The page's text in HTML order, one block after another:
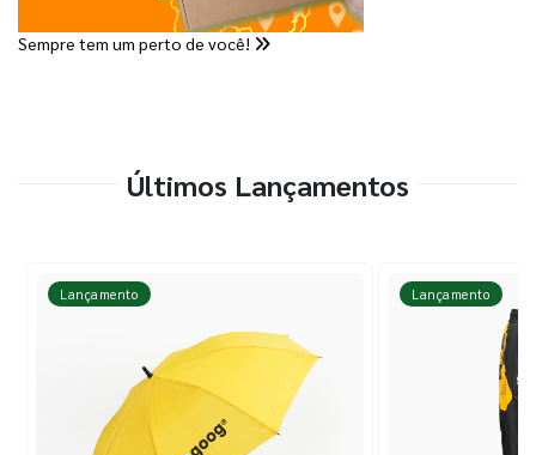
Sempre tem um perto de você!
Últimos Lançamentos
Lançamento Lançamento